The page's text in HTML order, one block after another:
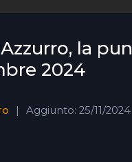
la
2024
Aggiunto: 25/11/2024